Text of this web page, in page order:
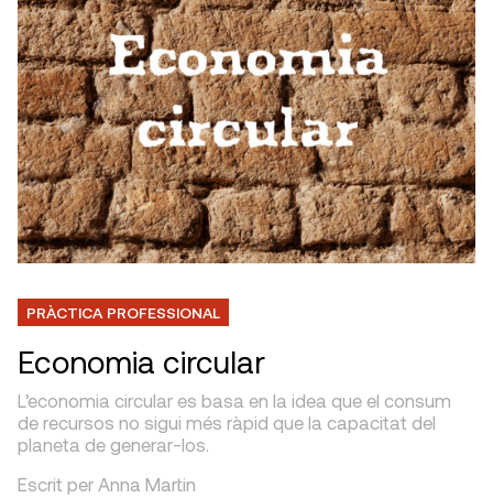
PRÀCTICA PROFESSIONAL
Economia circular
L’economia circular es basa en la idea que el consum
de recursos no sigui més ràpid que la capacitat del
planeta de generar-los.
Escrit per Anna Martin